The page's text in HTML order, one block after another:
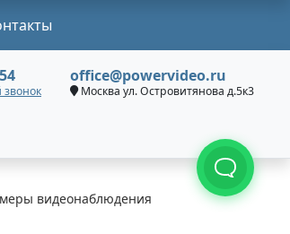
звонок
office@powervideo.ru
Москва ул. Островитянова д.5к3
видеонаблюдения